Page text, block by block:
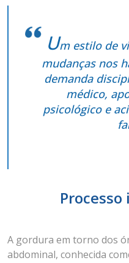
Um estilo de
mudanças nos
demanda
médico,
psicológico e
A gordura em torno dos
abdominal, conhecida